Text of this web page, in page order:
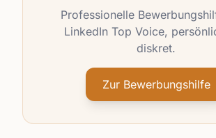
Professionelle
LinkedIn Top Voice,
diskret.
Zur Bewerbungshilfe